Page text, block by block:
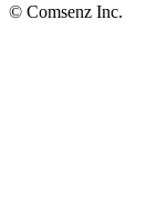
© Comsenz Inc.